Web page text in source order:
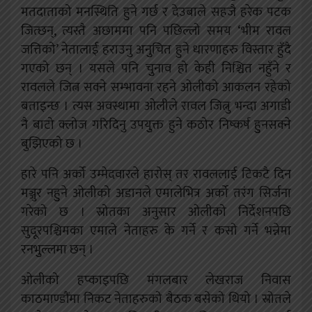
मतदाताको मनस्थिति हुने गर्छ र देउबाले सहजै हरेक पटक
जित्छन्, त्यस्तै अछाममा पनि पछिल्लो समय ‘भीम रावल
जत्तिको’ नेतालाई हराउनु अनुुचित हुने धारणाहरु विस्तार हुँदै
गएको छन् । यसले पनि चुुनाव हो केही निश्चित नहुँने र
रावलले जित्न सक्ने सम्भावना रहने ओलीको आकलन रहेको
बताइन्छ । त्यस अवस्थामा ओलीले रावल जित्नु भन्दा अगाडी
नै बाटो क्लोज गरिदिनु उपयुुक्त हुने कठोर निष्कर्ष हुुनसक्ने
बुझिएको छ ।
हारे पनि अर्को उम्मेदवारले हारोस् तर रावललाई टिकटै दिन
मञ्जुर नहुुने ओलीको अडानले एमालेभित्र अर्को तरंग सिर्जना
गरेको छ । स्रोतका अनुसार ओलीको निर्देशनपछि
सुदूरपश्चिमका एमाले नेताहरु के गर्ने र कसो गर्ने भन्नेमा
रनभुुल्लमा छन् ।
ओलीको हप्काइपछि मंगलबार लेखराज निवास
काठमाण्डौंमा निकट नेताहरुको बैठक बसेको थियो । स्रोतले